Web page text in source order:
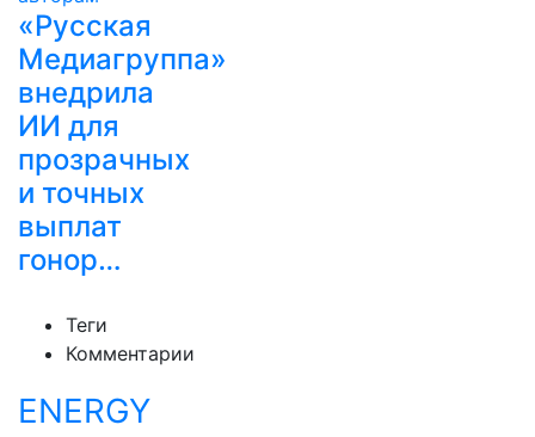
«Русская
Медиагруппа»
внедрила
ИИ для
прозрачных
и точных
выплат
гонор…
Теги
Комментарии
ENERGY